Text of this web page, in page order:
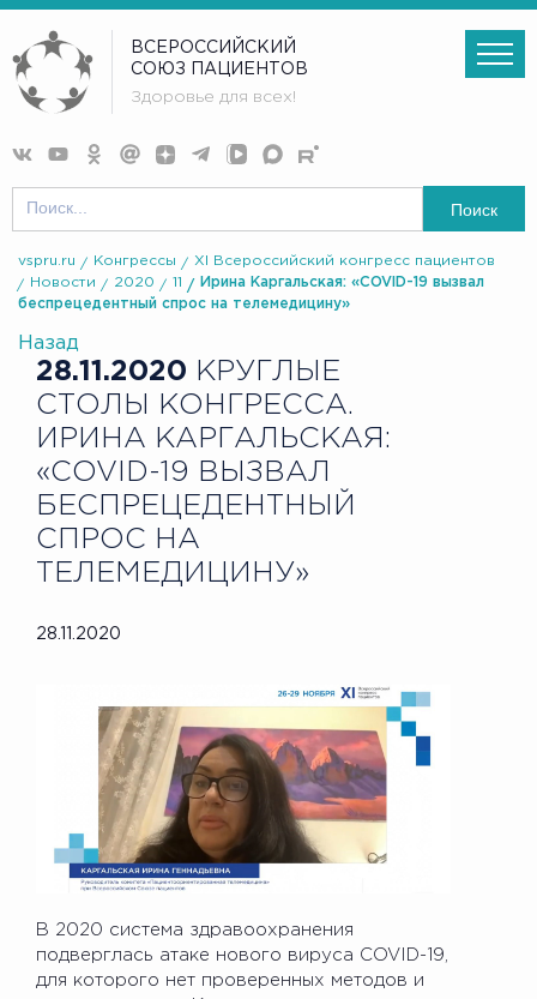
ВСЕРОССИЙСКИЙ
СОЮЗ ПАЦИЕНТОВ
Здоровье для всех!
Поиск
vspru.ru Конгрессы
XI Всероссийский конгресс пациентов
Новости
2020 11
Ирина Каргальская: «COVID-19 вызвал
беспрецедентный спрос на телемедицину»
Назад
28.11.2020 КРУГЛЫЕ
СТОЛЫ КОНГРЕССА.
ИРИНА КАРГАЛЬСКАЯ:
«COVID-19 ВЫЗВАЛ
БЕСПРЕЦЕДЕНТНЫЙ
СПРОС НА
ТЕЛЕМЕДИЦИНУ»
28.11.2020
В 2020 система здравоохранения
подверглась атаке нового вируса COVID-19,
для которого нет проверенных методов и